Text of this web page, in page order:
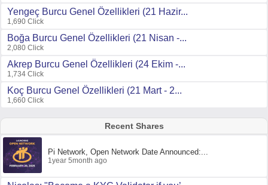
Yengeç Burcu Genel Özellikleri (21 Hazir...
1,690 Click
Boğa Burcu Genel Özellikleri (21 Nisan -...
2,080 Click
Akrep Burcu Genel Özellikleri (24 Ekim -...
1,734 Click
Koç Burcu Genel Özellikleri (21 Mart - 2...
1,660 Click
Recent Shares
Pi Network, Open Network Date Announced:...
1year 5month ago